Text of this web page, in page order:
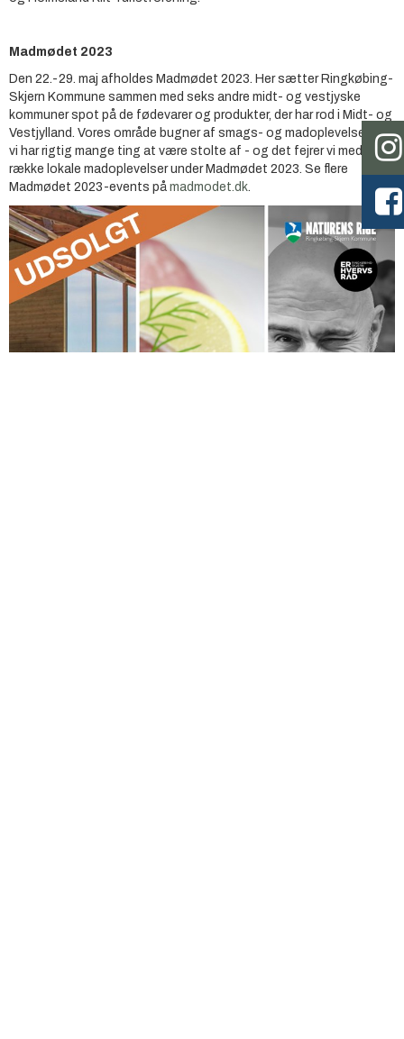
Madmødet 2023
Den 22.-29. maj afholdes Madmødet 2023. Her sætter Ringkøbing-
Skjern Kommune sammen med seks andre midt- og vestjyske
kommuner spot på de fødevarer og produkter, der har rod i Midt- og
Vestjylland. Vores område bugner af smags- og madoplevelser, og
vi har rigtig mange ting at være stolte af - og det fejrer vi med en
række lokale madoplevelser under Madmødet 2023. Se flere
Madmødet 2023-events på madmodet.dk.